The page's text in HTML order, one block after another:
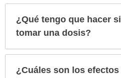
¿Qué tengo que hacer
tomar una dosis?
¿Cuáles son los